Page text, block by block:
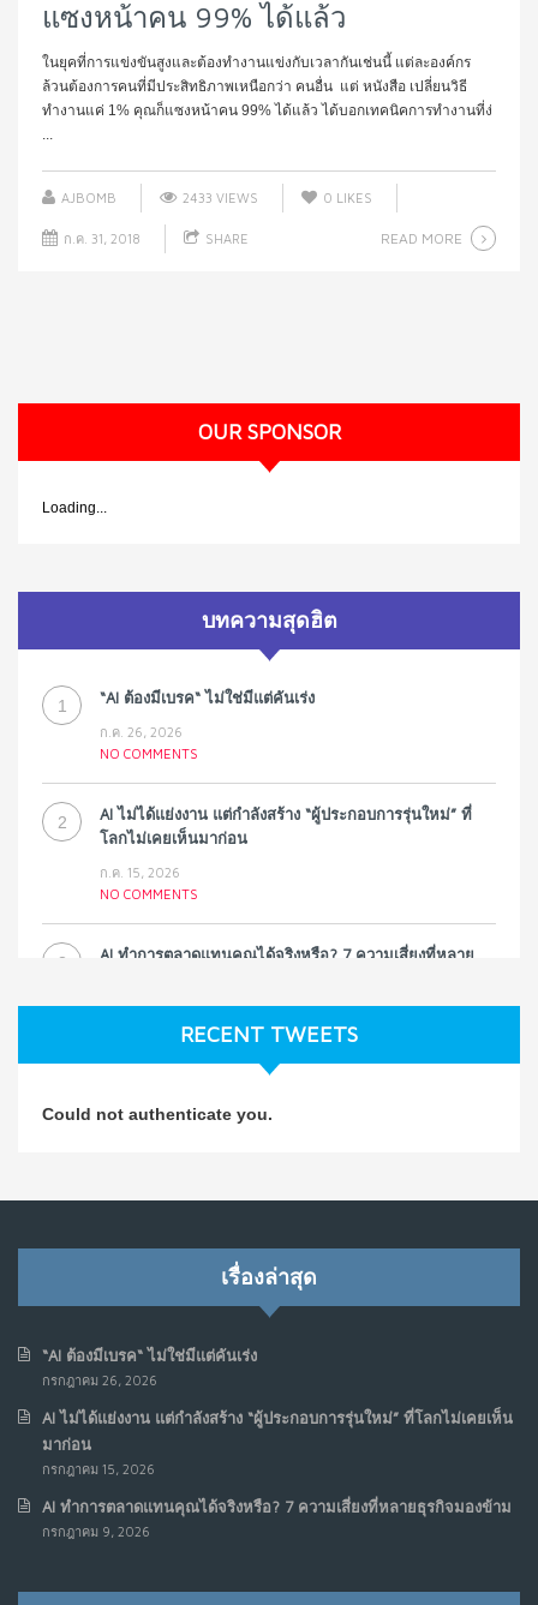
แซงหน้าคน 99% ได้แล้ว
ในยุคที่การแข่งขันสูงและต้องทำงานแข่งกับเวลากันเช่นนี้ แต่ละองค์กร
ล้วนต้องการคนที่มีประสิทธิภาพเหนือกว่า คนอื่น แต่ หนังสือ เปลี่ยนวิธี
ทำงานแค่ 1% คุณก็แซงหน้าคน 99% ได้แล้ว ได้บอกเทคนิคการทำงานที่ง่
AJBOMB 2433 VIEWS 0 LIKES
ก.ค. 31, 2018 SHARE READ MORE
OUR SPONSOR
Loading...
บทความสุดฮิต
1 “AI ต้องมีเบรค“ ไม่ใช่มีแต่คันเร่ง
ก.ค. 26, 2026
NO COMMENTS
2
AI ไม่ได้แย่งงาน แต่กำลังสร้าง “ผู้ประกอบการรุ่นใหม่” ที่
โลกไม่เคยเห็นมาก่อน
ก.ค. 15, 2026
NO COMMENTS
3
AI ทำการตลาดแทนคุณได้จริงหรือ? 7 ความเสี่ยงที่หลาย
NO COMMENTS
Koe ในแบบอาจารย์บอม
รัฐอาจเป็นจุดเริ่มต้นของ “ขบวนการประท้วงดิจิทัล” ครั้งใหม่
6
7
เมื่อรัฐบาลเริ่มคิดแบบแพลตฟอร์ม : AI กำลังเปลี่ยนรัฐ
ราชการไปตลอดกาล
NO COMMENTS
RECENT TWEETS
Could not authenticate you.
เรื่องล่าสุด
“AI ต้องมีเบรค“ ไม่ใช่มีแต่คันเร่ง
กรกฎาคม 26, 2026
AI ไม่ได้แย่งงาน แต่กำลังสร้าง “ผู้ประกอบการรุ่นใหม่” ที่โลกไม่เคยเห็น
มาก่อน
กรกฎาคม 15, 2026
AI ทำการตลาดแทนคุณได้จริงหรือ? 7 ความเสี่ยงที่หลายธุรกิจมองข้าม
กรกฎาคม 9, 2026